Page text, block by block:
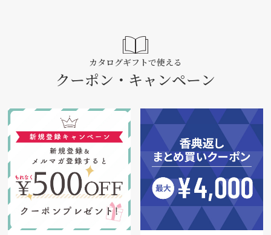
カタログギフトで使える
クーポン・キャンペーン